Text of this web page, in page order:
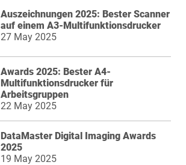
Auszeichnungen 2025: Bester Scanner
auf einem A3-Multifunktionsdrucker
27 May 2025
Awards 2025: Bester A4-
Multifunktionsdrucker für
Arbeitsgruppen
22 May 2025
DataMaster Digital Imaging Awards
2025
19 May 2025